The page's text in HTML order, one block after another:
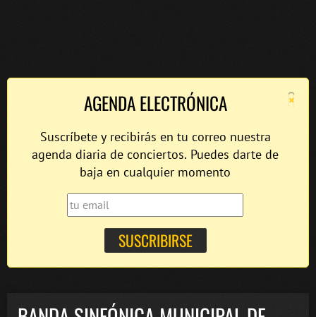
×
AGENDA ELECTRÓNICA
Suscríbete y recibirás en tu correo nuestra
agenda diaria de conciertos. Puedes darte de
baja en cualquier momento